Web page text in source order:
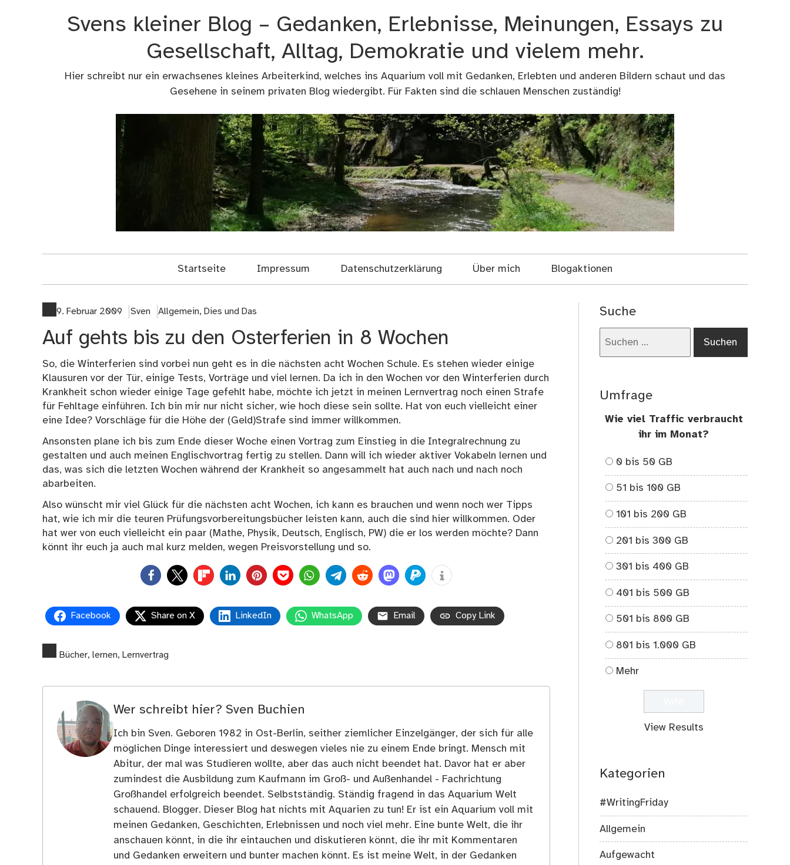
Svens kleiner Blog – Gedanken, Erlebnisse, Meinungen, Essays zu
Gesellschaft, Alltag, Demokratie und vielem mehr.
Hier schreibt nur ein erwachsenes kleines Arbeiterkind, welches ins Aquarium voll mit Gedanken, Erlebten und anderen Bildern schaut und das
Gesehene in seinem privaten Blog wiedergibt. Für Fakten sind die schlauen Menschen zuständig!
Startseite Impressum Datenschutzerklärung Über mich Blogaktionen
9. Februar 2009 Sven Allgemein, Dies und Das
Auf gehts bis zu den Osterferien in 8 Wochen
So, die Winterferien sind vorbei nun geht es in die nächsten acht Wochen Schule. Es stehen wieder einige
Klausuren vor der Tür, einige Tests, Vorträge und viel lernen. Da ich in den Wochen vor den Winterferien durch
Krankheit schon wieder einige Tage gefehlt habe, möchte ich jetzt in meinen Lernvertrag noch einen Strafe
für Fehltage einführen. Ich bin mir nur nicht sicher, wie hoch diese sein sollte. Hat von euch vielleicht einer
eine Idee? Vorschläge für die Höhe der (Geld)Strafe sind immer willkommen.
Ansonsten plane ich bis zum Ende dieser Woche einen Vortrag zum Einstieg in die Integralrechnung zu
gestalten und auch meinen Englischvortrag fertig zu stellen. Dann will ich wieder aktiver Vokabeln lernen und
das, was sich die letzten Wochen während der Krankheit so angesammelt hat auch nach und nach noch
abarbeiten.
Also wünscht mir viel Glück für die nächsten acht Wochen, ich kann es brauchen und wenn noch wer Tipps
hat, wie ich mir die teuren Prüfungsvorbereitungsbücher leisten kann, auch die sind hier willkommen. Oder
hat wer von euch vielleicht ein paar (Mathe, Physik, Deutsch, Englisch, PW) die er los werden möchte? Dann
könnt ihr euch ja auch mal kurz melden, wegen Preisvorstellung und so.
0
Facebook Share on X LinkedIn WhatsApp Email Copy Link
Bücher, lernen, Lernvertrag
Wer schreibt hier? Sven Buchien
Ich bin Sven. Geboren 1982 in Ost-Berlin, seither ziemlicher Einzelgänger, der sich für alle
möglichen Dinge interessiert und deswegen vieles nie zu einem Ende bringt. Mensch mit
Abitur, der mal was Studieren wollte, aber das auch nicht beendet hat. Davor hat er aber
zumindest die Ausbildung zum Kaufmann im Groß- und Außenhandel - Fachrichtung
Großhandel erfolgreich beendet. Selbstständig. Ständig fragend in das Aquarium Welt
schauend. Blogger. Dieser Blog hat nichts mit Aquarien zu tun! Er ist ein Aquarium voll mit
meinen Gedanken, Geschichten, Erlebnissen und noch viel mehr. Eine bunte Welt, die ihr
anschauen könnt, in die ihr eintauchen und diskutieren könnt, die ihr mit Kommentaren
und Gedanken erweitern und bunter machen könnt. Es ist meine Welt, in der Gedanken
Suche
Umfrage
Wie viel Traffic verbraucht
ihr im Monat?
0 bis 50 GB
51 bis 100 GB
101 bis 200 GB
201 bis 300 GB
301 bis 400 GB
401 bis 500 GB
501 bis 800 GB
801 bis 1.000 GB
Mehr
View Results
Kategorien
#WritingFriday
Allgemein
Aufgewacht